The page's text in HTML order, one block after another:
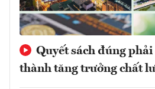
Quyết sách đúng
thành tăng trưởng chất